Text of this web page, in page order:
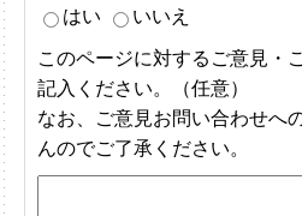
はい
いいえ
このページに対するご意見・
記入ください。（任意）
なお、ご意見お問い合わせへ
んのでご了承ください。